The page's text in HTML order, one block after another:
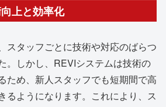
上と効率化
スタッフごとに技術や対応のばらつ
。しかし、REVIシステムは技術の
ため、新人スタッフでも短期間で高
るようになります。これにより、ス